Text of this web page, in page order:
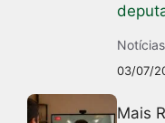
03/07/
Mais